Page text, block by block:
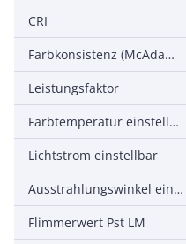
CRI
Farbkonsistenz (McAdam-Ellipse)
Leistungsfaktor
Farbtemperatur einstellbar
Lichtstrom einstellbar
Ausstrahlungswinkel einstellbar
Flimmerwert Pst LM